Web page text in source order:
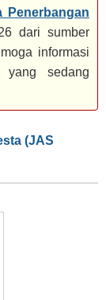
Penerbangan
dari sumber
informasi
yang sedang
(JAS